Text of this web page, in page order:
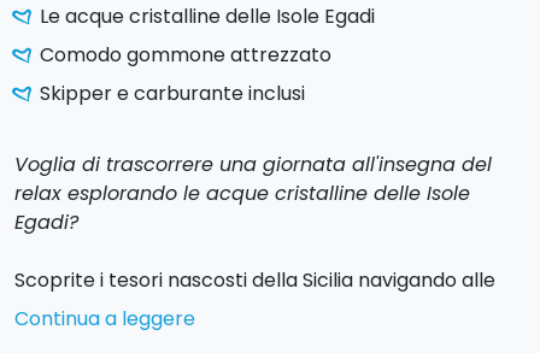
Le acque cristalline delle Isole Egadi
Comodo gommone attrezzato
Skipper e carburante inclusi
Voglia di trascorrere una giornata all'insegna del
relax esplorando le acque cristalline delle Isole
Egadi?
Scoprite i tesori nascosti della Sicilia navigando alle
Isole Egadiin gommone e goditevi una giornata di
sole e mare in totale libertà.
Continua a leggere